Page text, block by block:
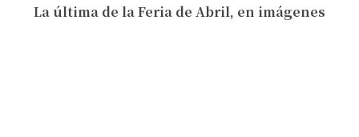
La última de la Feria de Abril, en imágenes